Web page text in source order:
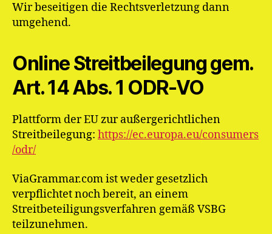
Wir beseitigen die Rechtsverletzung dann
umgehend.
Online Streitbeilegung gem.
Art. 14 Abs. 1 ODR-VO
Plattform der EU zur außergerichtlichen
Streitbeilegung: https://ec.europa.eu/consumers
/odr/
ViaGrammar.com ist weder gesetzlich
verpflichtet noch bereit, an einem
Streitbeteiligungsverfahren gemäß VSBG
teilzunehmen.